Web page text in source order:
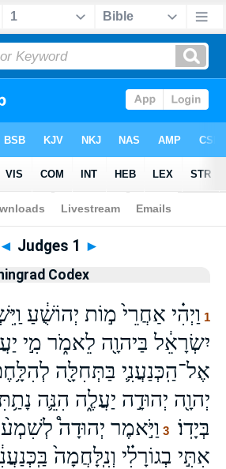
Bible>WLC> Judges 1
◄ Judges 1 ►
Codex
1 וַיְהִ֗י אַחֲרֵי֙ מ֣וֹת יְהוֹשֻׁ֔עַ
יִשְׂרָאֵ֔ל בַּיהוָ֖ה לֵאמֹ֑ר מִ֣י
אֶל־הַֽכְּנַעֲנִ֛י בַּתְּחִלָּ֖ה
יְהוָ֖ה יְהוּדָ֣ה יַעֲלֶ֑ה הִנֵּ֛ה
בְּיָדֽוֹ׃
3 וַיֹּ֣אמֶר יְהוּדָה֩
אִתִּ֣י בְגוֹרָלִ֗י וְנִֽלָּחֲמָה֙